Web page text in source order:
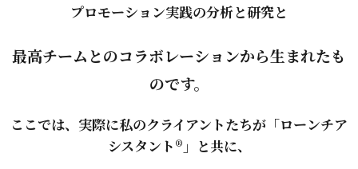
プロモーション実践の分析と研究と
最高チームとのコラボレーションから生まれたも
のです。
ここでは、実際に私のクライアントたちが 「ローンチア
シスタント® 」と共に、